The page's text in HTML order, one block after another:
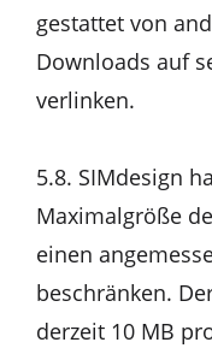
gestattet von
Downloads auf
verlinken.
5.8. SIMdesign
Maximalgröße
einen
beschränken.
derzeit 10 MB